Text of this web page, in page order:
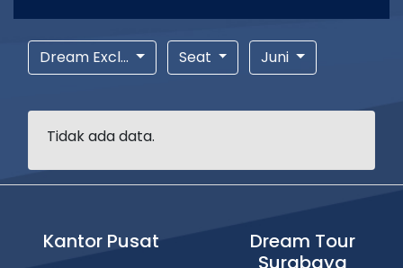
Dream Excl... Seat Juni
Tidak ada data.
Kantor Pusat
Dream Tour
Surabaya